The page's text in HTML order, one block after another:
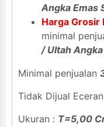
Angka Emas
Harga Grosir
minimal
/ Ultah
Minimal penjualan
Tidak Dijual
Ukuran : T=5,00